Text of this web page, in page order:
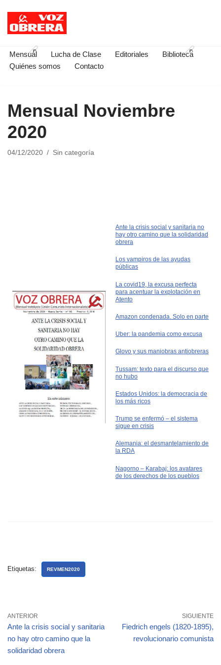
Saltar
contenido
Mensual Lucha de Clase Editoriales
Biblioteca
Quiénes somos
Contacto
Mensual Noviembre
2020
04/12/2020 Sin categoría
Ante la crisis social y sanitaria no
hay otro camino que la solidaridad
obrera
Los vampiros de las ayudas
públicas
La covid19, la excusa perfecta
para acentuar la explotación en
Atento
Amazon condenada. Solo en parte
Uber: la pandemia como excusa
Glovo y sus maniobras antiobreras
Tussam: texto para el discurso que
no hubo
Estados Unidos: la democracia de
los más ricos
Trump se enfermó – el sistema
sigue en crisis
Alemania: el desmantelamiento de
la RDA
Nagorno – Karabaj: los avatares
de los derechos de los pueblos
Etiquetas: REVMEN2020
ANTERIOR
Ante la crisis social y sanitaria
no hay otro camino que la
solidaridad obrera
SIGUIENTE
Fiedrich engels (1820-1895),
revolucionario comunista